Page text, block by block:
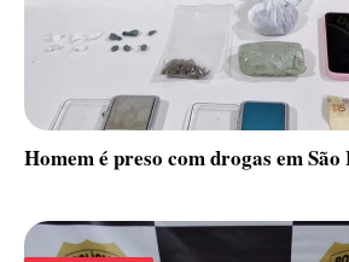
Homem é preso com drogas em